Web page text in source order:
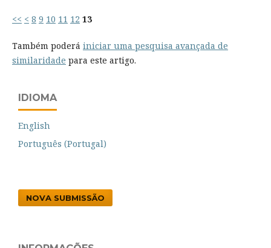
<< < 8 9 10 11 12 13
Também poderá iniciar uma pesquisa avançada de
similaridade para este artigo.
IDIOMA
English
Português (Portugal)
NOVA SUBMISSÃO